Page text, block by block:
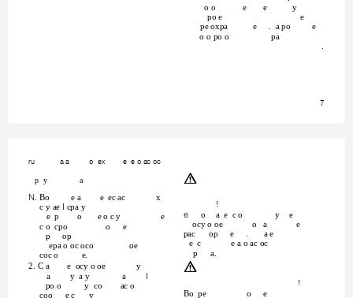
7
o o
e e y
po e e
pe oxpa e . a po e
o o po o pa
ru a a o ex e e o ac oc
p y a
1. Bo e a e ec ac
x
c y ae , cpa y
e p o e o c y e
c o cpo o
e
p
op
epa o oc oco
oe
coc o
e.
2. C a
e ocy o oe y
a y a y a
po o y co ac o
coo e c y
m
!
H o a e c o y
e
ocy o oe
o a
e
pac
op e .
a e
e c
e a o ac oc
p a.
m
!
Bo pe o e